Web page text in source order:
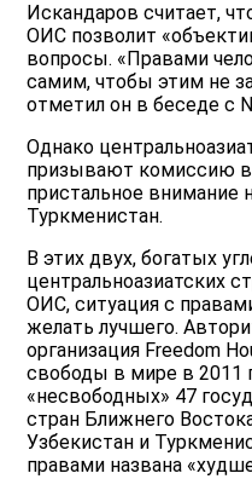
Искандаров считает,
ОИС позволит
вопросы. «Правами
самим, чтобы этим не
отметил он в беседе с
Однако
призывают комиссию в
пристальное внимание
Туркменистан.
В этих двух, богатых
центральноазиатских
ОИС, ситуация с
желать лучшего.
организация Freedom
свободы в мире в 2011
«несвободных» 47
стран Ближнего
Узбекистан и
правами названа